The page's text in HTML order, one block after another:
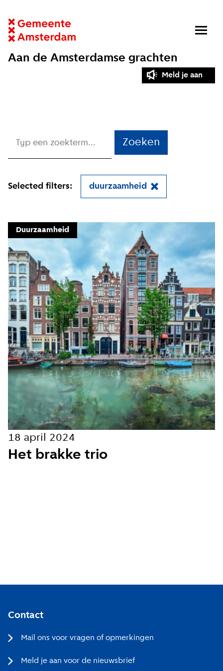
Aan de Amsterdamse grachten
Meld je aan
Meld je aan voor onze
update
Blijf moeiteloos op de hoogte van al het
reilen en zeilen rond de bruggen en
kademuren in Amsterdam. Meld je aan voor
onze updates en je mist geen verhaal!
E-mailadres
Hoe vaak wil je van ons horen:
Bij elk nieuw artikel
Zoeken
Selected filters: duurzaamheid
Duurzaamheid
Het brakke trio
18 april 2024
Contact
Mail ons voor vragen of opmerkingen
Meld je aan voor de nieuwsbrief